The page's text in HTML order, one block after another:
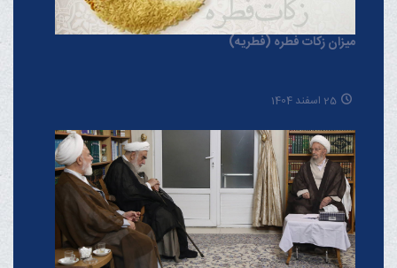
میزان زکات فطره (فطریه)
25 اسفند 1404